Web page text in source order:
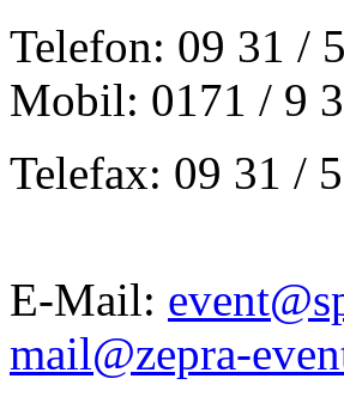
Telefon: 09 31 /
Mobil: 0171 / 9
Telefax: 09 31 /
E-Mail:
mail@zepra-